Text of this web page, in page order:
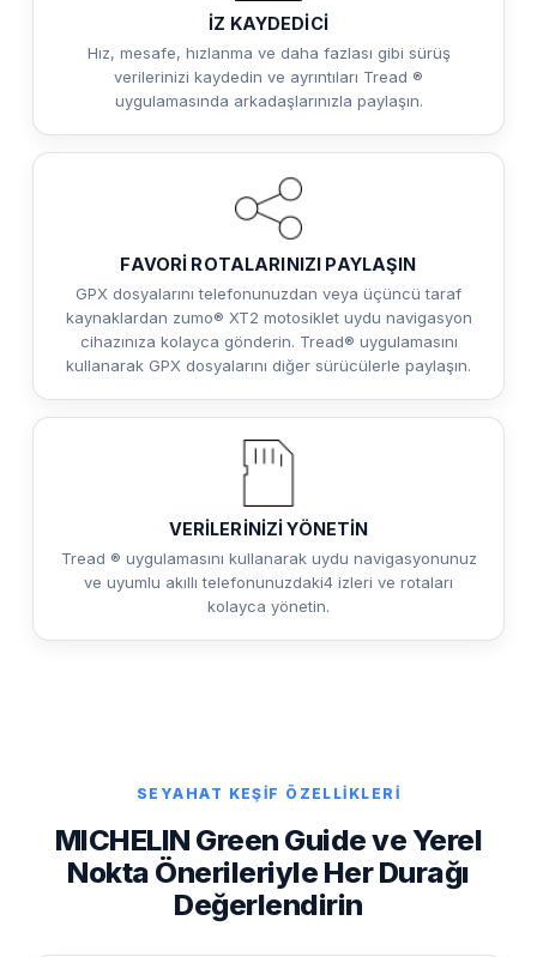
İZ KAYDEDİCİ
Hız, mesafe, hızlanma ve daha fazlası gibi sürüş
verilerinizi kaydedin ve ayrıntıları Tread ®
uygulamasında arkadaşlarınızla paylaşın.
FAVORİ ROTALARINIZI PAYLAŞIN
GPX dosyalarını telefonunuzdan veya üçüncü taraf
kaynaklardan zumo® XT2 motosiklet uydu navigasyon
cihazınıza kolayca gönderin. Tread® uygulamasını
kullanarak GPX dosyalarını diğer sürücülerle paylaşın.
VERİLERİNİZİ YÖNETİN
Tread ® uygulamasını kullanarak uydu navigasyonunuz
ve uyumlu akıllı telefonunuzdaki4 izleri ve rotaları
kolayca yönetin.
SEYAHAT KEŞİF ÖZELLİKLERİ
MICHELIN Green Guide ve Yerel
Nokta Önerileriyle Her Durağı
Değerlendirin